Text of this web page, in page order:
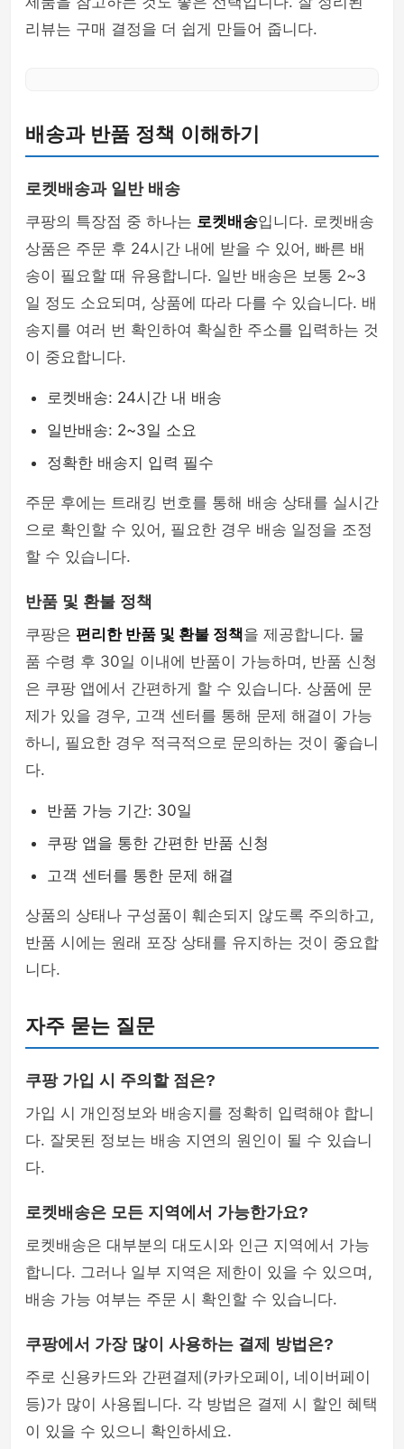
리뷰는 구매 결정을 더 쉽게 만들어 줍니다.
배송과 반품 정책 이해하기
로켓배송과 일반 배송
쿠팡의 특장점 중 하나는 로켓배송입니다. 로켓배송
상품은 주문 후 24시간 내에 받을 수 있어, 빠른 배
송이 필요할 때 유용합니다. 일반 배송은 보통 2~3
일 정도 소요되며, 상품에 따라 다를 수 있습니다. 배
송지를 여러 번 확인하여 확실한 주소를 입력하는 것
이 중요합니다.
로켓배송: 24시간 내 배송
일반배송: 2~3일 소요
정확한 배송지 입력 필수
주문 후에는 트래킹 번호를 통해 배송 상태를 실시간
으로 확인할 수 있어, 필요한 경우 배송 일정을 조정
할 수 있습니다.
반품 및 환불 정책
쿠팡은 편리한 반품 및 환불 정책을 제공합니다. 물
품 수령 후 30일 이내에 반품이 가능하며, 반품 신청
은 쿠팡 앱에서 간편하게 할 수 있습니다. 상품에 문
제가 있을 경우, 고객 센터를 통해 문제 해결이 가능
하니, 필요한 경우 적극적으로 문의하는 것이 좋습니
다.
반품 가능 기간: 30일
쿠팡 앱을 통한 간편한 반품 신청
고객 센터를 통한 문제 해결
상품의 상태나 구성품이 훼손되지 않도록 주의하고,
반품 시에는 원래 포장 상태를 유지하는 것이 중요합
니다.
자주 묻는 질문
쿠팡 가입 시 주의할 점은?
가입 시 개인정보와 배송지를 정확히 입력해야 합니
다. 잘못된 정보는 배송 지연의 원인이 될 수 있습니
다.
로켓배송은 모든 지역에서 가능한가요?
로켓배송은 대부분의 대도시와 인근 지역에서 가능
합니다. 그러나 일부 지역은 제한이 있을 수 있으며,
배송 가능 여부는 주문 시 확인할 수 있습니다.
쿠팡에서 가장 많이 사용하는 결제 방법은?
주로 신용카드와 간편결제(카카오페이, 네이버페이
등)가 많이 사용됩니다. 각 방법은 결제 시 할인 혜택
이 있을 수 있으니 확인하세요.